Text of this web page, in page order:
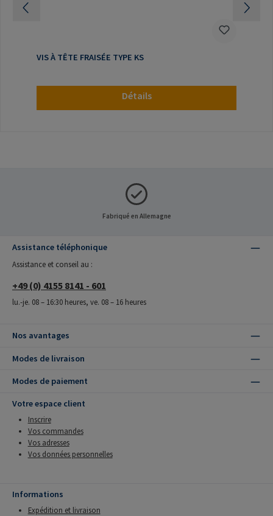
VIS À TÊTE FRAISÉE TYPE KS
Détails
Fabriqué en Allemagne
Assistance téléphonique
Assistance et conseil au :
+49 (0) 4155 8141 - 601
lu.-je. 08 – 16:30 heures, ve. 08 – 16 heures
Nos avantages
Modes de livraison
Modes de paiement
Votre espace client
Inscrire
Vos commandes
Vos adresses
Vos données personnelles
Informations
Expédition et livraison